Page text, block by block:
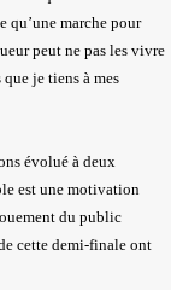
qu’une marche pour
peut ne pas les vivre
que je tiens à mes
évolué à deux
est une motivation
du public
cette demi-finale ont